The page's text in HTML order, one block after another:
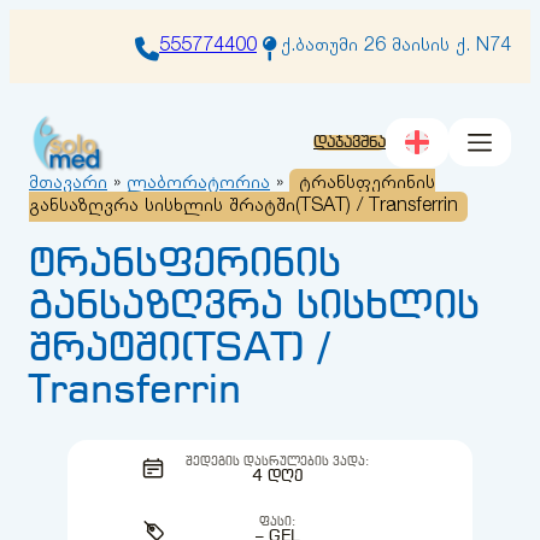
555774400 ქ.ბათუმი 26 მაისის ქ. N74
დაჯავშნა
მთავარი » ლაბორატორია »
ტრანსფერინის
განსაზღვრა სისხლის შრატში(TSAT) / Transferrin
ტრანსფერინის
განსაზღვრა სისხლის
შრატში(TSAT) /
Transferrin
ᲨᲔᲓᲔᲒᲘᲡ ᲓᲐᲡᲠᲣᲚᲔᲑᲘᲡ ᲕᲐᲓᲐ:
4 ᲓᲦᲔ
ᲤᲐᲡᲘ: